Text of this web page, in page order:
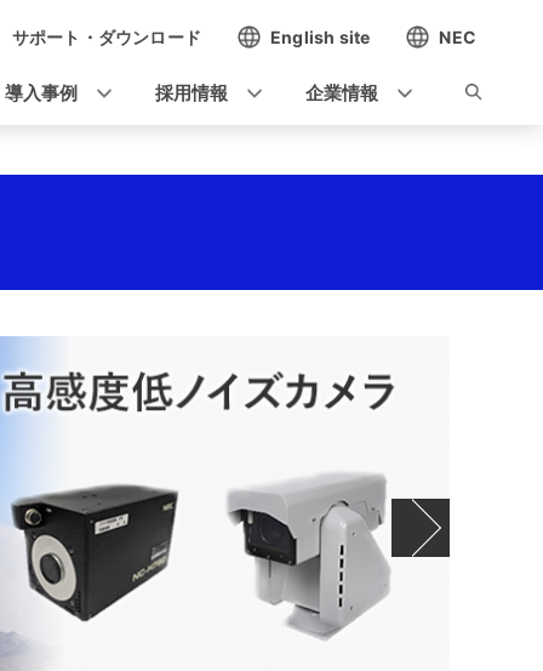
サポート・ダウンロード English site NEC
導入事例 採用情報 企業情報